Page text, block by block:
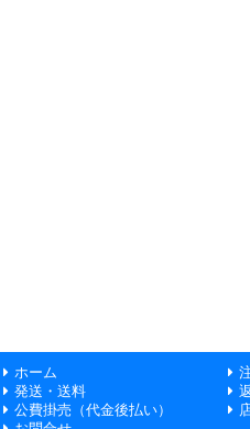
ホーム
発送・送料
公費掛売（代金後払い）